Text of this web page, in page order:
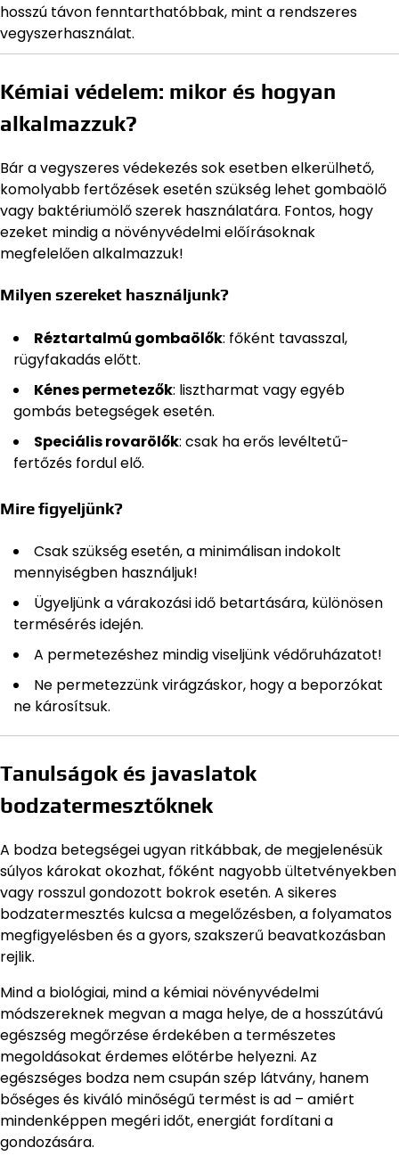
hosszú távon fenntarthatóbbak, mint a rendszeres
vegyszerhasználat.
Kémiai védelem: mikor és hogyan
alkalmazzuk?
Bár a vegyszeres védekezés sok esetben elkerülhető,
komolyabb fertőzések esetén szükség lehet gombaölő
vagy baktériumölő szerek használatára. Fontos, hogy
ezeket mindig a növényvédelmi előírásoknak
megfelelően alkalmazzuk!
Milyen szereket használjunk?
Réztartalmú gombaölők: főként tavasszal,
rügyfakadás előtt.
Kénes permetezők: lisztharmat vagy egyéb
gombás betegségek esetén.
Speciális rovarölők: csak ha erős levéltetű-
fertőzés fordul elő.
Mire figyeljünk?
Csak szükség esetén, a minimálisan indokolt
mennyiségben használjuk!
Ügyeljünk a várakozási idő betartására, különösen
termésérés idején.
A permetezéshez mindig viseljünk védőruházatot!
Ne permetezzünk virágzáskor, hogy a beporzókat
ne károsítsuk.
Tanulságok és javaslatok
bodzatermesztőknek
A bodza betegségei ugyan ritkábbak, de megjelenésük
súlyos károkat okozhat, főként nagyobb ültetvényekben
vagy rosszul gondozott bokrok esetén. A sikeres
bodzatermesztés kulcsa a megelőzésben, a folyamatos
megfigyelésben és a gyors, szakszerű beavatkozásban
rejlik.
Mind a biológiai, mind a kémiai növényvédelmi
módszereknek megvan a maga helye, de a hosszútávú
egészség megőrzése érdekében a természetes
megoldásokat érdemes előtérbe helyezni. Az
egészséges bodza nem csupán szép látvány, hanem
bőséges és kiváló minőségű termést is ad – amiért
mindenképpen megéri időt, energiát fordítani a
gondozására.